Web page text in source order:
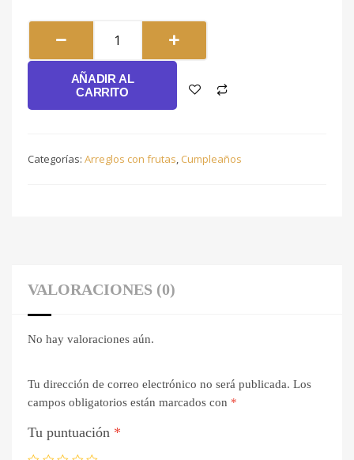
Frutal
#167
cantidad
AÑADIR AL
CARRITO
Categorías: Arreglos con frutas, Cumpleaños
VALORACIONES (0)
No hay valoraciones aún.
Tu dirección de correo electrónico no será publicada. Los
campos obligatorios están marcados con *
Tu puntuación *